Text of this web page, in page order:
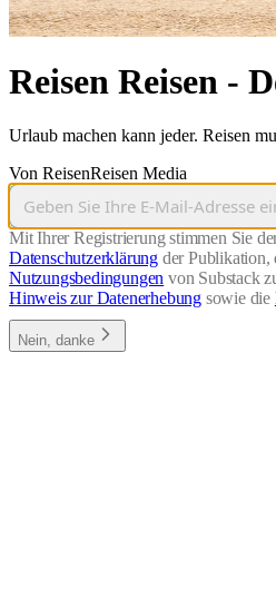
Reisen Reisen -
Urlaub machen kann jeder. Reisen
Von ReisenReisen Media
Mit Ihrer Registrierung stimmen Sie
Datenschutzerklärung der Publikation,
Nutzungsbedingungen von Substack
Hinweis zur Datenerhebung sowie die
Nein, danke